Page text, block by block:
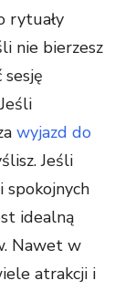
rytuały
nie bierzesz
sesję
wyjazd do
Jeśli
spokojnych
idealną
Nawet w
atrakcji i